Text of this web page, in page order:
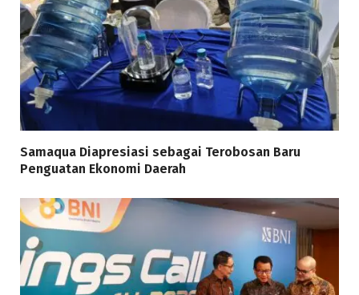
Samaqua Diapresiasi sebagai Terobosan Baru
Penguatan Ekonomi Daerah